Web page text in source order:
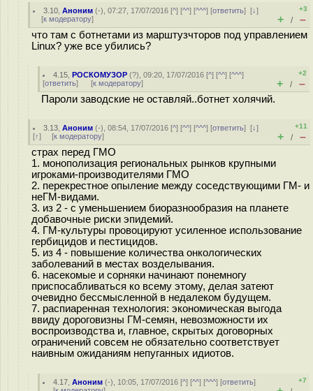
3.10 ,Аноним (-), 07:27, 17/07/2016 [^] [^^] [^^^] [ответить][↓]
[к модератору]
+3
+ / –
что там с ботнетами из марштузчторов под управлением
Linux? уже все убились?
4.15 ,РОСКОМУЗОР (?), 09:20, 17/07/2016 [^] [^^] [^^^]
[ответить] [к модератору]
+2
+ / –
Пароли заводские не оставляй..ботнет холячий.
3.13 ,Аноним (-), 08:54, 17/07/2016 [^] [^^] [^^^] [ответить][↓]
[↑] [к модератору]
+11
+ / –
страх перед ГМО
1. монополизация региональных рынков крупными
игроками-производителями ГМО
2. перекрестное опыление между соседствующими ГМ- и
неГМ-видами.
3. из 2 - с уменьшением биоразнообразия на планете
добавочные риски эпидемий.
4. ГМ-культуры провоцируют усиленное использование
гербицидов и пестицидов.
5. из 4 - повышение количества онкологических
заболеваний в местах возделывания.
6. насекомые и сорняки начинают понемногу
приспосабливаться ко всему этому, делая затеют
очевидно бессмысленной в недалеком будущем.
7. распиаренная технология: экономическая выгода
ввиду дороговизны ГМ-семян, невозможности их
воспроизводства и, главное, скрытых договорных
ограничений совсем не обязательно соответствует
наивным ожиданиям непуганных идиотов.
4.17 ,Аноним (-), 10:05, 17/07/2016 [^] [^^] [^^^] [ответить]
+7